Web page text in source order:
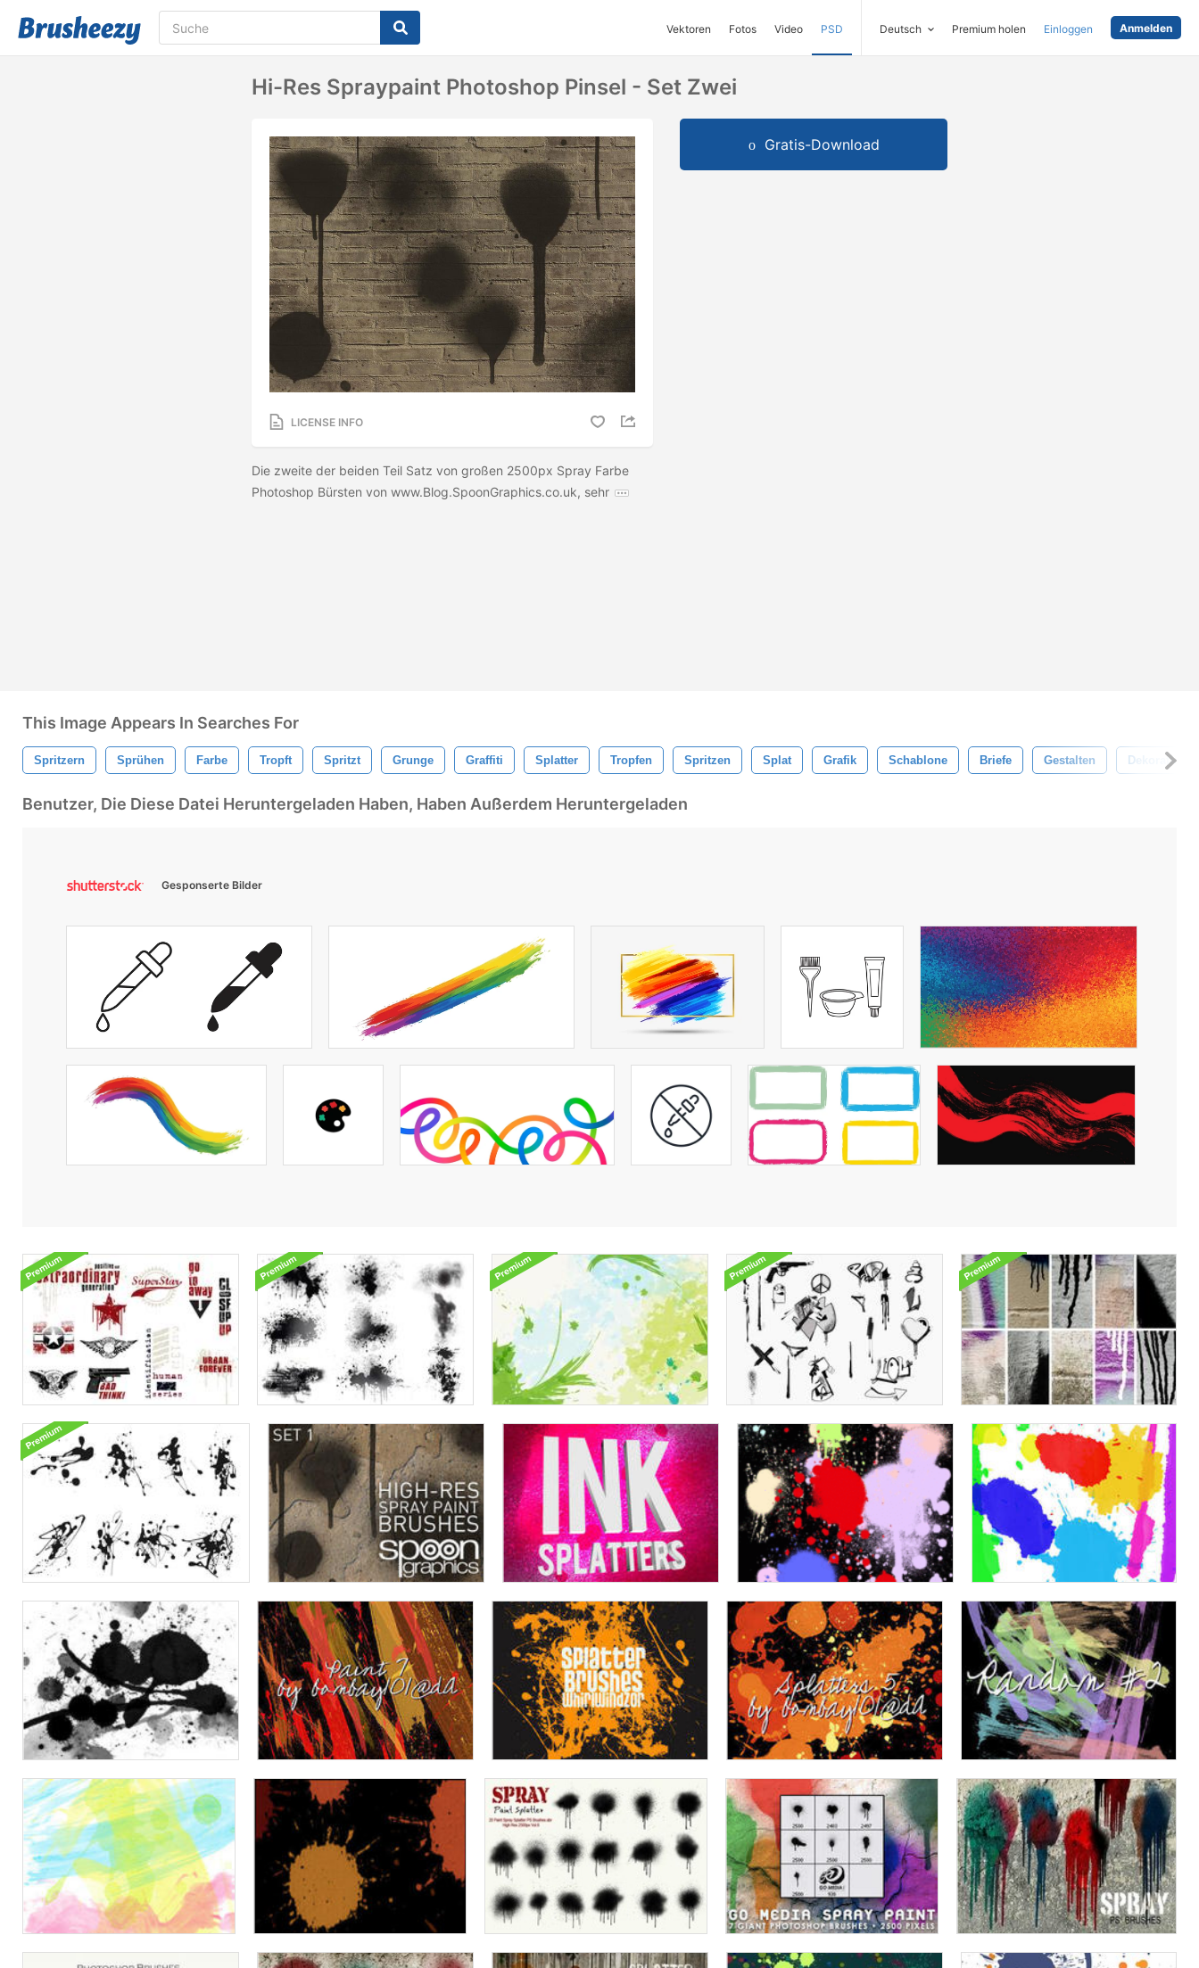
Vektoren Fotos Video PSD Deutsch Premium holen Einloggen Anmelden
Hi-Res Spraypaint Photoshop Pinsel - Set Zwei
LICENSE INFO
Die zweite der beiden Teil Satz von großen 2500px Spray Farbe
Photoshop Bürsten von www.Blog.SpoonGraphics.co.uk, sehr
Gratis-Download
This Image Appears In Searches For
Spritzern Sprühen Farbe Tropft Spritzt Grunge Graffiti Splatter Tropfen Spritzen Splat Grafik Schablone Briefe Gestalten Dekoration
Benutzer, Die Diese Datei Heruntergeladen Haben, Haben Außerdem Heruntergeladen
Gesponserte Bilder